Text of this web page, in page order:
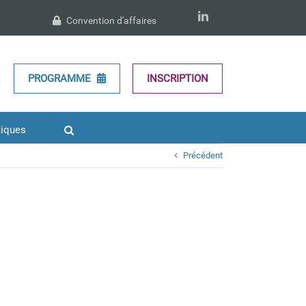
LinkedIn
Convention d'affaires
PROGRAMME INSCRIPTION
Précédent